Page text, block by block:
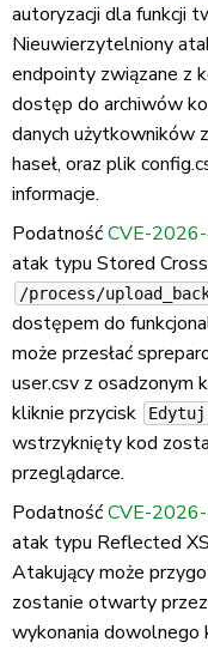
autoryzacji dla funkcji
Nieuwierzytelniony
endpointy związane z
dostęp do archiwów
danych użytkowników
haseł, oraz plik
informacje.
PodatnośćCVE-
atak typu Stored
/process/
dostępem do
może przesłać
user.csv z osadzonym
kliknie przycisk
Edytuj
wstrzyknięty kod
przeglądarce.
PodatnośćCVE-
atak typu Reflected
Atakujący może
zostanie otwarty
wykonania dowolnego